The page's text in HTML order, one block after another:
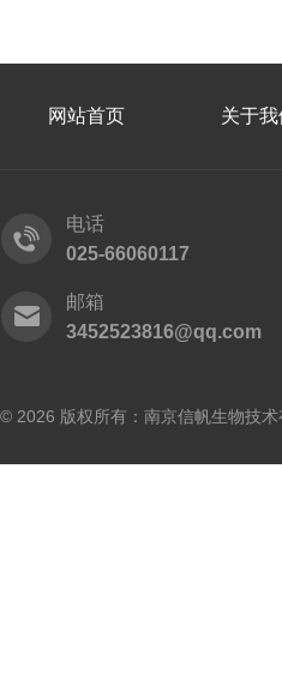
网站首页 关于我
电话
025-66060117
邮箱
3452523816@qq.com
© 2026 版权所有：南京信帆生物技